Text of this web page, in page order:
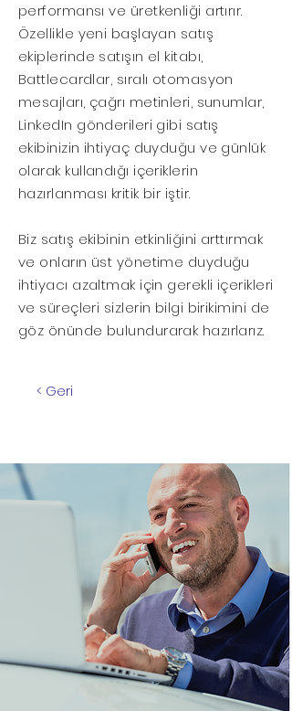
performansı ve üretkenliği artırır.
Özellikle yeni başlayan satış
ekiplerinde satışın el kitabı,
Battlecardlar, sıralı otomasyon
mesajları, çağrı metinleri, sunumlar,
LinkedIn gönderileri gibi satış
ekibinizin ihtiyaç duyduğu ve günlük
olarak kullandığı içeriklerin
hazırlanması kritik bir iştir.
Biz satış ekibinin etkinliğini arttırmak
ve onların üst yönetime duyduğu
ihtiyacı azaltmak için gerekli içerikleri
ve süreçleri sizlerin bilgi birikimini de
göz önünde bulundurarak hazırlarız.
< Geri